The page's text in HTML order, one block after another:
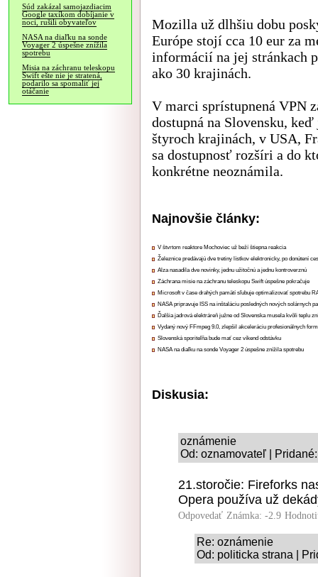
Súd zakázal samojazdiacim
Google taxíkom dobíjanie v
noci, rušili obyvateľov
NASA na diaľku na sonde
Voyager 2 úspešne znížila
spotrebu
Misia na záchranu teleskopu
Swift ešte nie je stratená,
podarilo sa spomaliť jej
otáčanie
Mozilla už dlhšiu dobu
Európe stojí cca 10 eur za
informácií na jej stránkach
ako 30 krajinách.
V marci sprístupnená VPN
dostupná na Slovensku,
štyroch krajinách, v USA,
sa dostupnosť rozšíri a do
konkrétne neoznámila.
Najnovšie články:
V štvrtom reaktore Mochoviec už beží štiepna reakcia
Železnice predávajú dve tretiny lístkov elektronicky, po donútení
Alza nasadila dve novinky, jednu užitočnú a jednu kontroverznú
Záchrana misie na záchranu teleskopu Swift úspešne pokračuje
Microsoft v čase drahých pamätí sľubuje optimalizovať spotrebu
NASA pripravuje ISS na inštaláciu posledných nových solárnych
Ďalšia jadrová elektráreň južne od Slovenska musela kvôli teplu
Vydaný nový FFmpeg 9.0, zlepšil akceleráciu profesionálnych
Slovenská sporiteľňa bude mať cez víkend odstávku
NASA na diaľku na sonde Voyager 2 úspešne znížila spotrebu
Diskusia:
oznámenie
Od: oznamovateľ |
21.storočie: Fireforks
Opera používa už
Odpovedať Známka: -2.9
Re: oznámenie
Od: politicka strana |